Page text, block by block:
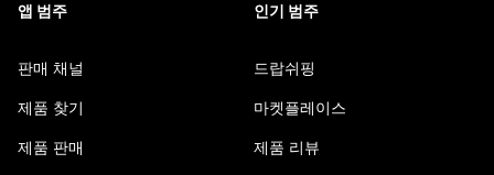
앱 범주
판매 채널
제품 찾기
제품 판매
인기 범주
드랍쉬핑
마켓플레이스
제품 리뷰